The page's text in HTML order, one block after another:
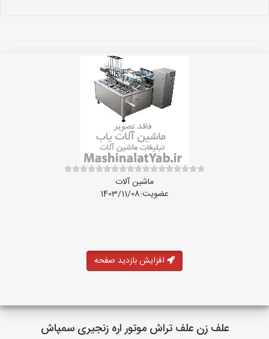
ماشین آلات
عضویت:1403/11/08
افزایش بازدید صفحه
علف زن علف تراش موتور اره زنجیری سمپاش